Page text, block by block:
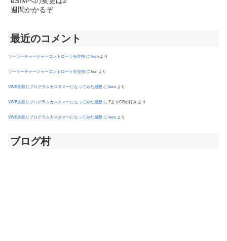
最近のコメント
ソーラーチャージャーコントローラを交換 に kero より
ソーラーチャージャーコントローラを交換 に ken より
VINE先取りプログラムカスタマーになってみた感想 に kero より
VINE先取りプログラムカスタマーになってみた感想 に ZよりCBが好き より
VINE先取りプログラムカスタマーになってみた感想 に kero より
ブログ村